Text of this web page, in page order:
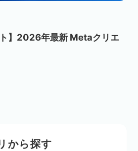
ト】2026年最新 Metaクリエ
から探す